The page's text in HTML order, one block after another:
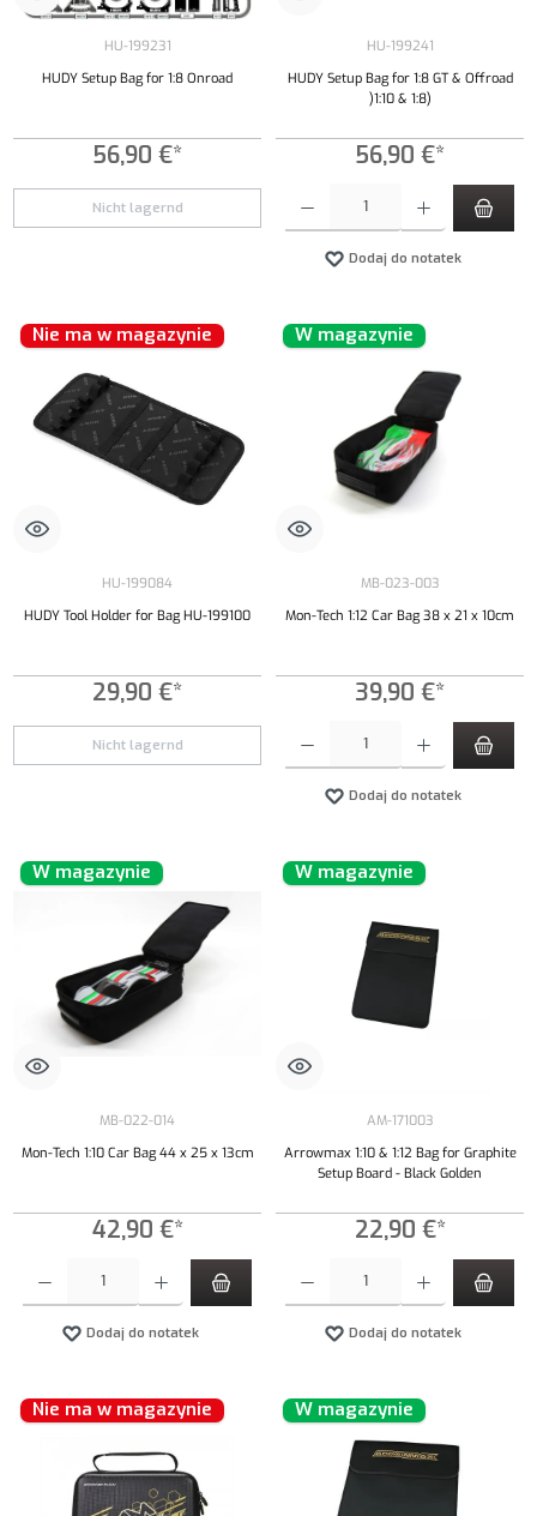
HU-199231
HUDY Setup Bag for 1:8 Onroad
56,90 €*
Nicht lagernd
HU-199241
HUDY Setup Bag for 1:8 GT & Offroad
)1:10 & 1:8)
56,90 €*
Dodaj do notatek
Nie ma w magazynie
HU-199084
HUDY Tool Holder for Bag HU-199100
29,90 €*
Nicht lagernd
W magazynie
MB-023-003
Mon-Tech 1:12 Car Bag 38 x 21 x 10cm
39,90 €*
Dodaj do notatek
W magazynie
MB-022-014
Mon-Tech 1:10 Car Bag 44 x 25 x 13cm
42,90 €*
Dodaj do notatek
W magazynie
AM-171003
Arrowmax 1:10 & 1:12 Bag for Graphite
Setup Board - Black Golden
22,90 €*
Dodaj do notatek
Nie ma w magazynie W magazynie